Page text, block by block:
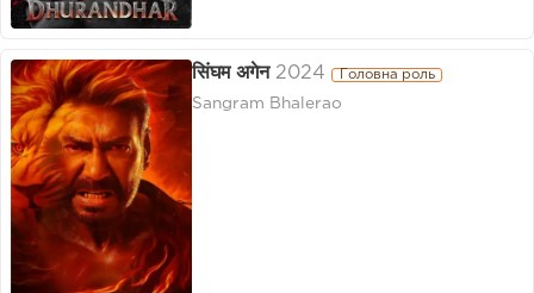
सिंघम अगेन 2024 Головна роль
Sangram Bhalerao